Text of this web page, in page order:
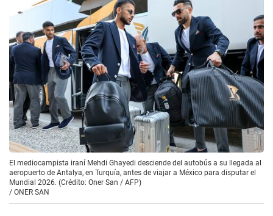
El mediocampista iraní Mehdi Ghayedi desciende del autobús a su llegada al
aeropuerto de Antalya, en Turquía, antes de viajar a México para disputar el
Mundial 2026. (Crédito: Oner San / AFP)
/ ONER SAN